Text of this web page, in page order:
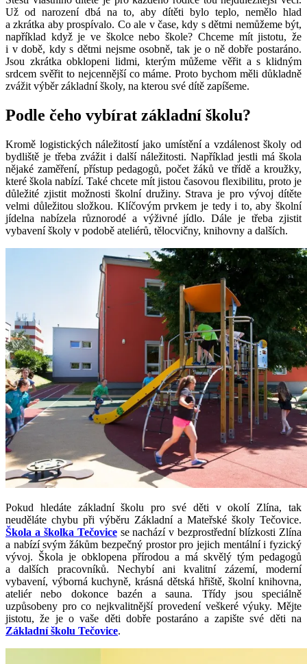
Už od narození dbá na to, aby dítěti bylo teplo, nemělo hlad
a zkrátka aby prospívalo. Co ale v čase, kdy s dětmi nemůžeme být,
například když je ve školce nebo škole? Chceme mít jistotu, že
i v době, kdy s dětmi nejsme osobně, tak je o ně dobře postaráno.
Jsou zkrátka obklopeni lidmi, kterým můžeme věřit a s klidným
srdcem svěřit to nejcennější co máme. Proto bychom měli důkladně
zvážit výběr základní školy, na kterou své dítě zapíšeme.
Podle čeho vybírat základní školu?
Kromě logistických náležitostí jako umístění a vzdálenost školy od
bydliště je třeba zvážit i další náležitosti. Například jestli má škola
nějaké zaměření, přístup pedagogů, počet žáků ve třídě a kroužky,
které škola nabízí. Také chcete mít jistou časovou flexibilitu, proto je
důležité zjistit možnosti školní družiny. Strava je pro vývoj dítěte
velmi důležitou složkou. Klíčovým prvkem je tedy i to, aby školní
jídelna nabízela různorodé a výživné jídlo. Dále je třeba zjistit
vybavení školy v podobě ateliérů, tělocvičny, knihovny a dalších.
Pokud hledáte základní školu pro své děti v okolí Zlína, tak
neuděláte chybu při výběru Základní a Mateřské školy Tečovice.
Škola a školka Tečovicese nachází v bezprostřední blízkosti Zlína
a nabízí svým žákům bezpečný prostor pro jejich mentální i fyzický
vývoj. Škola je obklopena přírodou a má skvělý tým pedagogů
a dalších pracovníků. Nechybí ani kvalitní zázemí, moderní
vybavení, výborná kuchyně, krásná dětská hřiště, školní knihovna,
ateliér nebo dokonce bazén a sauna. Třídy jsou speciálně
uzpůsobeny pro co nejkvalitnější provedení veškeré výuky. Mějte
jistotu, že je o vaše děti dobře postaráno a zapište své děti na
Základní školu Tečovice.